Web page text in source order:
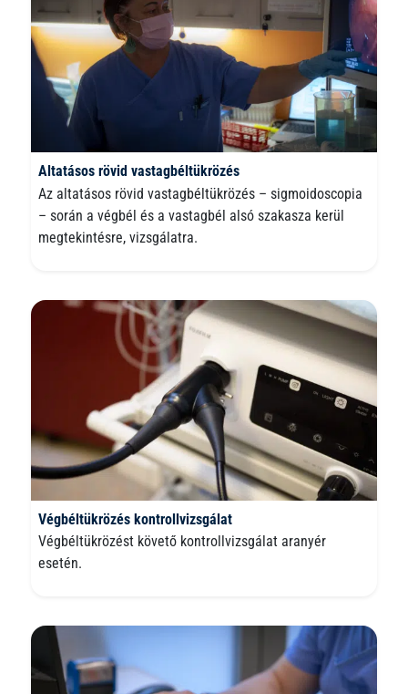
Altatásos rövid vastagbéltükrözés
Az altatásos rövid vastagbéltükrözés – sigmoidoscopia
– során a végbél és a vastagbél alsó szakasza kerül
megtekintésre, vizsgálatra.
Végbéltükrözés kontrollvizsgálat
Végbéltükrözést követő kontrollvizsgálat aranyér
esetén.